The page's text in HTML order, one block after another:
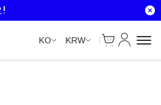
!
KO KRW
Cart
내 계정